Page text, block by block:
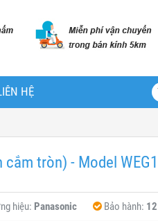
HỆ
tròn) - Model
hiệu: Panasonic Bảo hành: